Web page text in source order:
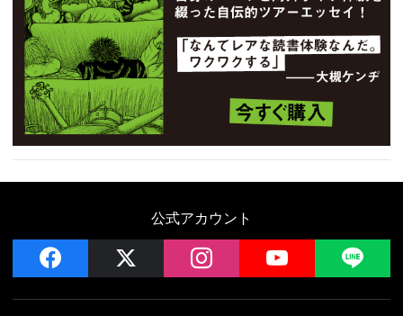
公式アカウント
facebook instagram YouTube